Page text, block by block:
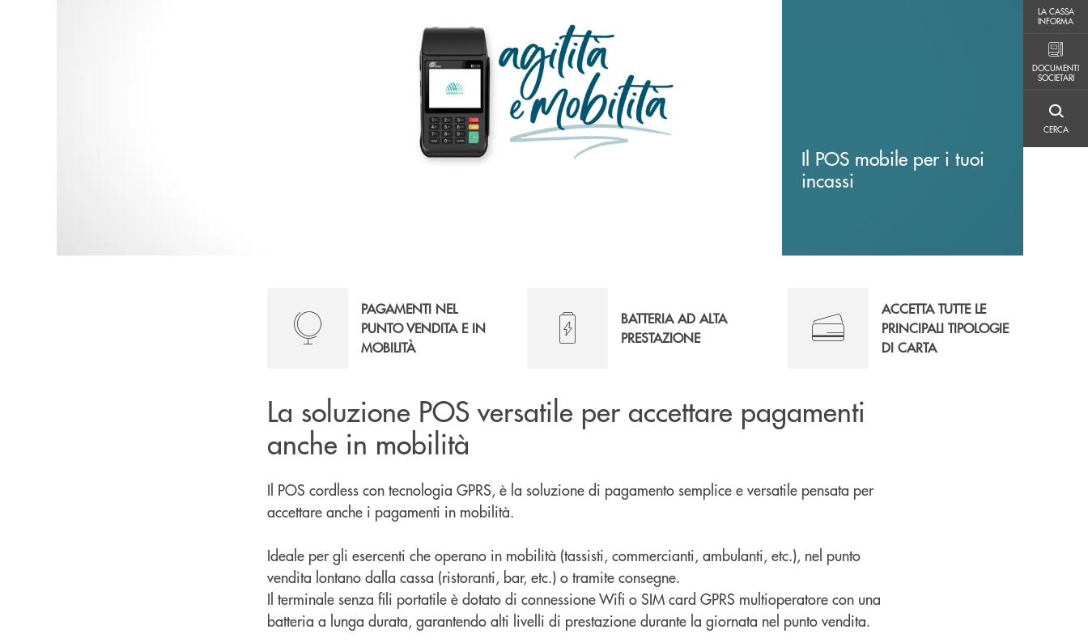
LA CASSA
INFORMA
DOCUMENTI
SOCIETARI
CERCA
Il POS mobile per i tuoi
incassi
PAGAMENTI NEL
PUNTO VENDITA E IN
MOBILITÀ
BATTERIA AD ALTA
PRESTAZIONE
ACCETTA TUTTE LE
PRINCIPALI TIPOLOGIE
DI CARTA
La soluzione POS versatile per accettare pagamenti
anche in mobilità
Il POS cordless con tecnologia GPRS, è la soluzione di pagamento semplice e versatile pensata per
accettare anche i pagamenti in mobilità.
Ideale per gli esercenti che operano in mobilità (tassisti, commercianti, ambulanti, etc.), nel punto
vendita lontano dalla cassa (ristoranti, bar, etc.) o tramite consegne.
Il terminale senza fili portatile è dotato di connessione Wifi o SIM card GPRS multioperatore con una
batteria a lunga durata, garantendo alti livelli di prestazione durante la giornata nel punto vendita.